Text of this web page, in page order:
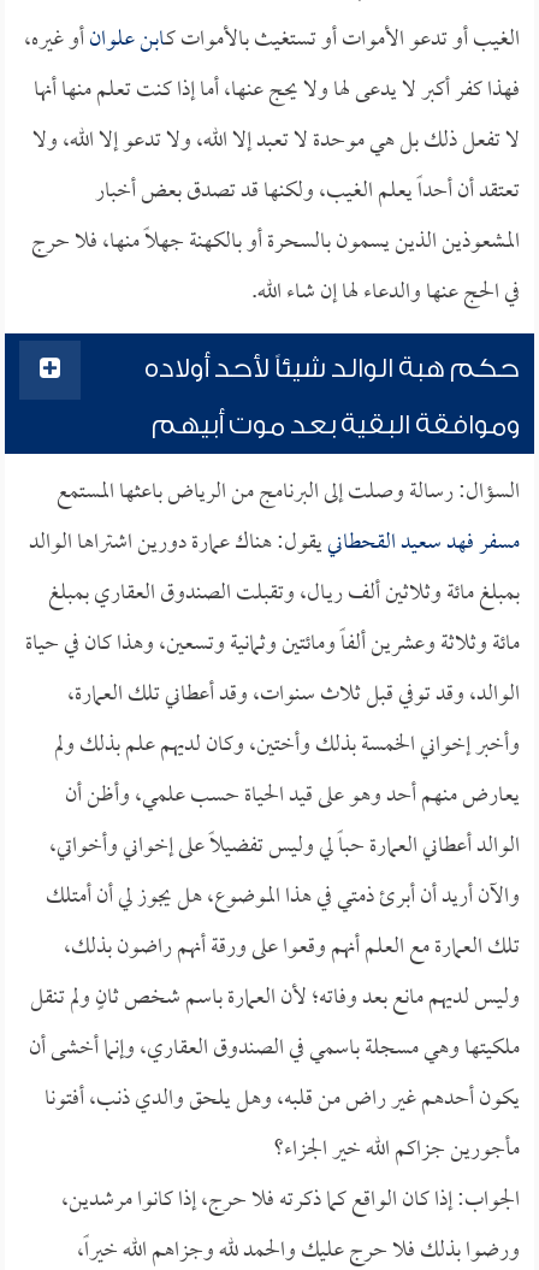
الغيب أو تدعو الأموات أو تستغيث بالأموات كـابن علوانأو غيره،
فهذا كفر أكبر لا يدعى لها ولا يحج عنها، أما إذا كنت تعلم منها أنها
لا تفعل ذلك بل هي موحدة لا تعبد إلا الله، ولا تدعو إلا الله، ولا
تعتقد أن أحداً يعلم الغيب، ولكنها قد تصدق بعض أخبار
المشعوذين الذين يسمون بالسحرة أو بالكهنة جهلاً منها، فلا حرج
في الحج عنها والدعاء لها إن شاء الله.
حكم هبة الوالد شيئاً لأحد أولاده
وموافقة البقية بعد موت أبيهم
السؤال: رسالة وصلت إلى البرنامج من الرياض باعثها المستمع
مسفر فهد سعيد القحطانييقول: هناك عمارة دورين اشتراها الوالد
بمبلغ مائة وثلاثين ألف ريـال، وتقبلت الصندوق العقاري بمبلغ
مائة وثلاثة وعشرين ألفاً ومائتين وثمانية وتسعين، وهذا كان في حياة
الوالد، وقد توفي قبل ثلاث سنوات، وقد أعطاني تلك العمارة،
وأخبر إخواني الخمسة بذلك وأختين، وكان لديهم علم بذلك ولم
يعارض منهم أحد وهو على قيد الحياة حسب علمي، وأظن أن
الوالد أعطاني العمارة حباً لي وليس تفضيلاً على إخواني وأخواتي،
والآن أريد أن أبرئ ذمتي في هذا الموضوع، هل يجوز لي أن أمتلك
تلك العمارة مع العلم أنهم وقعوا على ورقة أنهم راضون بذلك،
وليس لديهم مانع بعد وفاته؛ لأن العمارة باسم شخص ثانٍ ولم تنقل
ملكيتها وهي مسجلة باسمي في الصندوق العقاري، وإنما أخشى أن
يكون أحدهم غير راض من قلبه، وهل يلحق والدي ذنب، أفتونا
مأجورين جزاكم الله خير الجزاء؟
الجواب: إذا كان الواقع كما ذكرته فلا حرج، إذا كانوا مرشدين،
ورضوا بذلك فلا حرج عليك والحمد لله وجزاهم الله خيراً،